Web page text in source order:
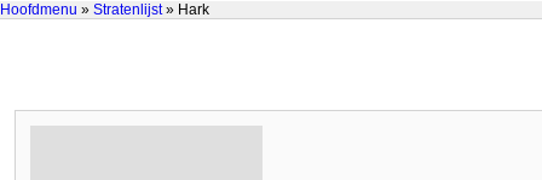
Hoofdmenu » Stratenlijst» Hark